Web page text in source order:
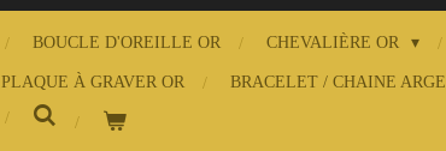
BOUCLE D'OREILLE OR CHEVALIÈRE OR
PLAQUE À GRAVER OR BRACELET / CHAINE